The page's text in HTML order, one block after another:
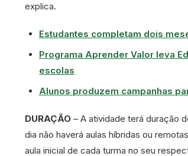
explica.
Estudantes completam dois
Programa Aprender Valor leva
escolas
Alunos produzem campanhas
DURAÇÃO – A atividade terá duração
dia não haverá aulas híbridas ou
aula inicial de cada turma no seu